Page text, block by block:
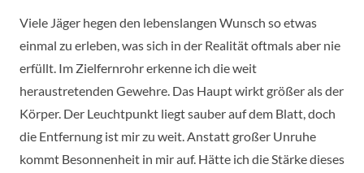
Viele Jäger hegen den lebenslangen Wunsch so etwas
einmal zu erleben, was sich in der Realität oftmals aber nie
erfüllt. Im Zielfernrohr erkenne ich die weit
heraustretenden Gewehre. Das Haupt wirkt größer als der
Körper. Der Leuchtpunkt liegt sauber auf dem Blatt, doch
die Entfernung ist mir zu weit. Anstatt großer Unruhe
kommt Besonnenheit in mir auf. Hätte ich die Stärke dieses